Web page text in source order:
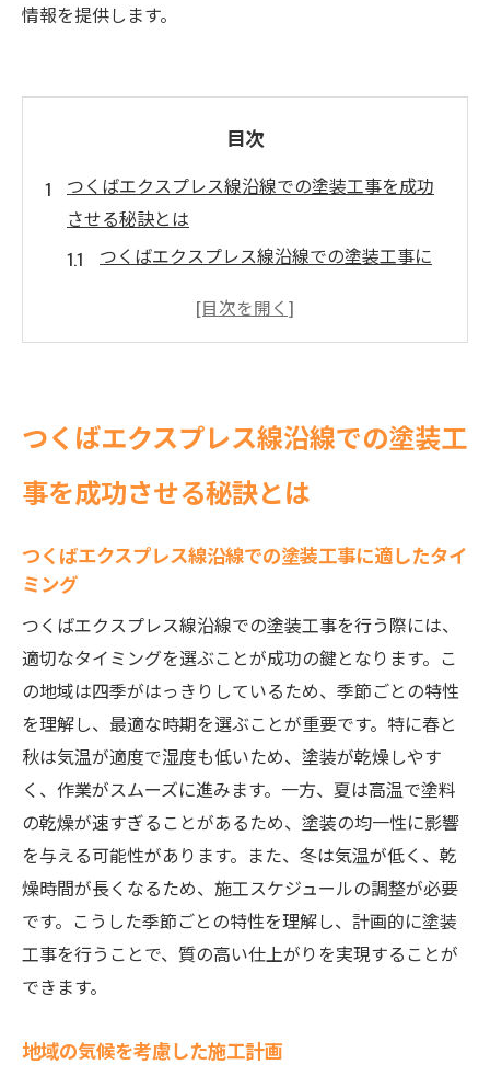
情報を提供します。
目次
つくばエクスプレス線沿線での塗装工事を成功
させる秘訣とは
つくばエクスプレス線沿線での塗装工事に
地域の気候を考慮した施工計画
施工中における進捗管理の重要性
完了後のメンテナンス計画の立て方
地域特有の条件を活かした質の高い塗装仕上げ
つくばエクスプレス線特有の環境を活かす
地元の気候変動に強い下地処理方法
地域に根ざした施工技術の活用
環境に配慮したエコ塗料の選択
地元の材料を活用した仕上げ方法
地域性を考慮したカラー選定
つくばエクスプレス線周辺での塗装工事の重要
ポイント
プロジェクト開始前の現地調査の必要性
周辺住民への工事告知方法
騒音対策とその効果的手法
工事中のトラブルを未然に防ぐ方法
つくばエクスプレス線沿線での塗装工
事を成功させる秘訣とは
つくばエクスプレス線沿線での塗装工事に適したタイ
ミング
つくばエクスプレス線沿線での塗装工事を行う際には、
適切なタイミングを選ぶことが成功の鍵となります。こ
の地域は四季がはっきりしているため、季節ごとの特性
を理解し、最適な時期を選ぶことが重要です。特に春と
秋は気温が適度で湿度も低いため、塗装が乾燥しやす
く、作業がスムーズに進みます。一方、夏は高温で塗料
の乾燥が速すぎることがあるため、塗装の均一性に影響
を与える可能性があります。また、冬は気温が低く、乾
燥時間が長くなるため、施工スケジュールの調整が必要
です。こうした季節ごとの特性を理解し、計画的に塗装
工事を行うことで、質の高い仕上がりを実現することが
できます。
地域の気候を考慮した施工計画